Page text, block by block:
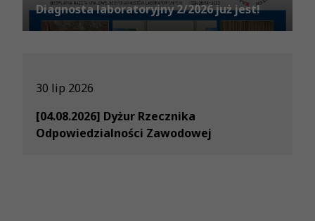
Diagnosta laboratoryjny 2/2026 już jest!
30 lip 2026
[04.08.2026] Dyżur Rzecznika
Odpowiedzialności Zawodowej